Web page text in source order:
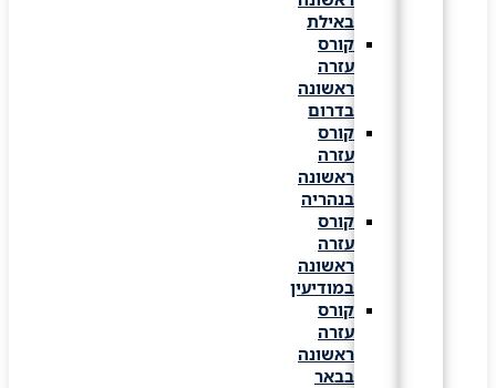
באילת
קורס
עזרה
ראשונה
בדרום
קורס
עזרה
ראשונה
בנהריה
קורס
עזרה
ראשונה
במודיעין
קורס
עזרה
ראשונה
בבאר